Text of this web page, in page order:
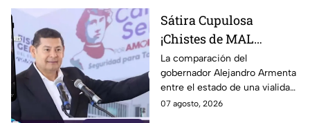
Sátira Cupulosa
¡Chistes de MAL
GUSTO! Alejandro
Armentiras intentó
justificar los baches en
Puebla comparándolos
La comparación del
gobernador Alejandro Armenta
entre el estado de una vialidad
y la guerra entre Israel y
07 agosto, 2026